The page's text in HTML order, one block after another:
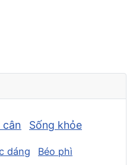
cân Sống khỏe
dáng Béo phì